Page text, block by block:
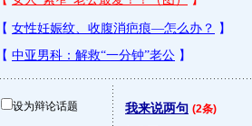
设为辩论话题 我来说两句 (2条)